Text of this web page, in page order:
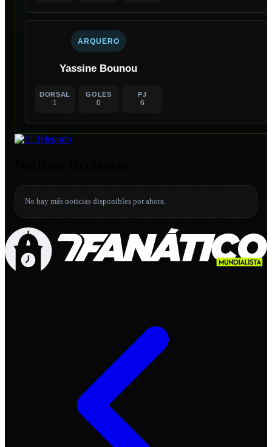
ARQUERO
Yassine Bounou
DORSAL
1
GOLES
0
PJ
6
No hay más noticias disponibles por ahora.